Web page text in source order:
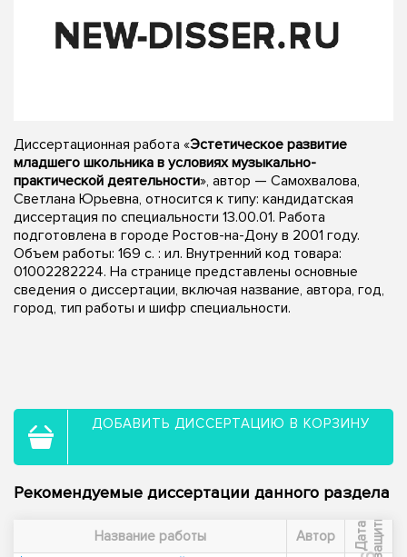
Диссертационная работа «Эстетическое развитие
младшего школьника в условиях музыкально-
практической деятельности», автор — Самохвалова,
Светлана Юрьевна, относится к типу: кандидатская
диссертация по специальности 13.00.01. Работа
подготовлена в городе Ростов-на-Дону в 2001 году.
Объем работы: 169 с. : ил. Внутренний код товара:
01002282224. На странице представлены основные
сведения о диссертации, включая название, автора, год,
город, тип работы и шифр специальности.
ДОБАВИТЬ ДИССЕРТАЦИЮ В КОРЗИНУ
Рекомендуемые диссертации данного раздела
Название работы Автор Д
а
т
а
з
а
щ
и
т ы